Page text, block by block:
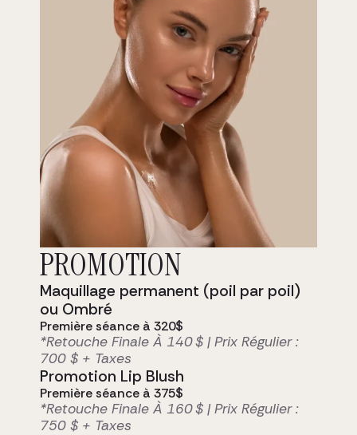
Prête à rayonner?
Notre clientèle, soucieuse de son
apparence fait confiance à notre
équipe d’expérience pour leur
mise en beauté, ou leurs soins
esthétiques des plus
personnalisés.
Prendre rendez-vous
PROMOTION
Maquillage permanent (poil par poil)
ou Ombré
Première séance à 320$
*Retouche Finale À 140 $ | Prix Régulier :
700 $ + Taxes
Promotion Lip Blush
Première séance à 375$
*Retouche Finale À 160 $ | Prix Régulier :
750 $ + Taxes